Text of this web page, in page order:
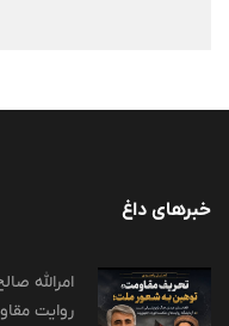
خبرهای داغ
امرالله
روایت